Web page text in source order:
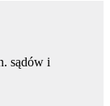
sądów i